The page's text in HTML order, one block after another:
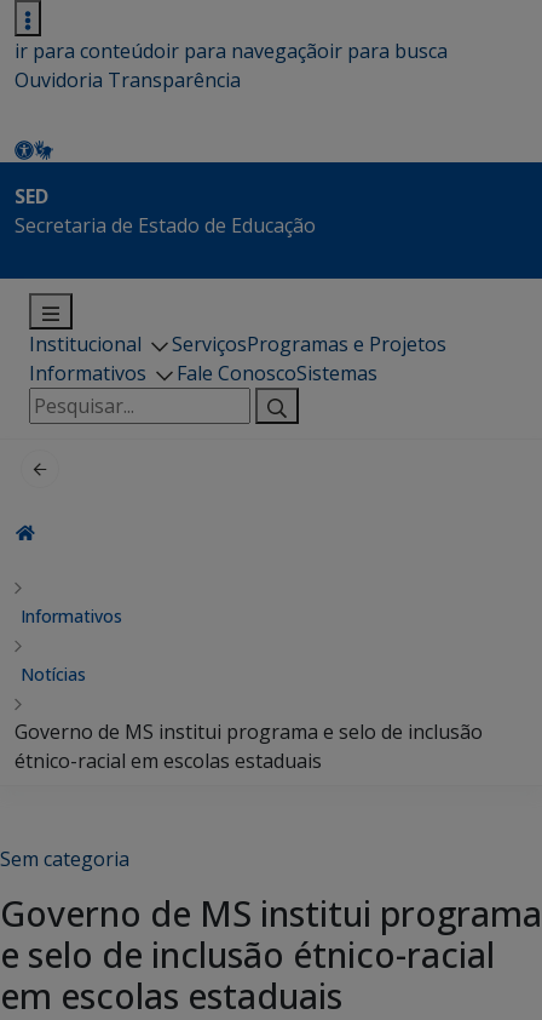
ir para conteúdoir para navegaçãoir para busca
Ouvidoria Transparência
SED
Secretaria de Estado de Educação
Institucional ServiçosProgramas e Projetos
Informativos
Fale ConoscoSistemas
Pesquisar
por:
Informativos
Notícias
Governo de MS institui programa e selo de inclusão
étnico-racial em escolas estaduais
Sem categoria
Governo de MS institui programa
e selo de inclusão étnico-racial
em escolas estaduais